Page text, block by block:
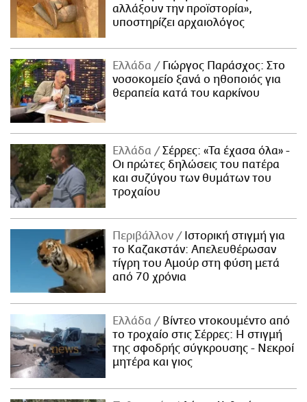
αλλάξουν την προϊστορία»,
υποστηρίζει αρχαιολόγος
Ελλάδα
Γιώργος Παράσχος: Στο
νοσοκομείο ξανά ο ηθοποιός για
θεραπεία κατά του καρκίνου
Ελλάδα
Σέρρες: «Τα έχασα όλα» -
Οι πρώτες δηλώσεις του πατέρα
και συζύγου των θυμάτων του
τροχαίου
Περιβάλλον
Ιστορική στιγμή για
το Καζακστάν: Απελευθέρωσαν
τίγρη του Αμούρ στη φύση μετά
από 70 χρόνια
Ελλάδα
Βίντεο ντοκουμέντο από
το τροχαίο στις Σέρρες: Η στιγμή
της σφοδρής σύγκρουσης - Νεκροί
μητέρα και γιος